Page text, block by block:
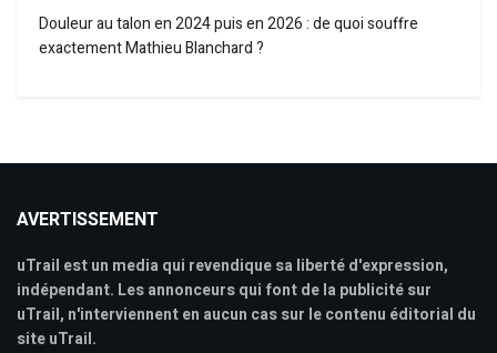
Douleur au talon en 2024 puis en 2026 : de quoi souffre
exactement Mathieu Blanchard ?
AVERTISSEMENT
uTrail est un media qui revendique sa liberté d'expression,
indépendant. Les annonceurs qui font de la publicité sur
uTrail, n'interviennent en aucun cas sur le contenu éditorial du
site uTrail.